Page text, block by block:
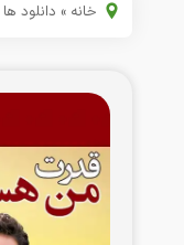
خانه » دانلود ها